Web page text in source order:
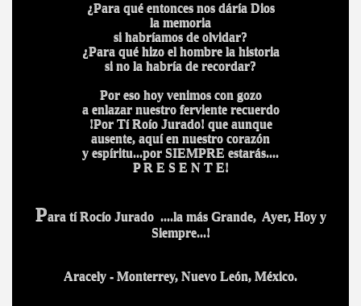
¿Para qué entonces nos dáría Dios
la memoria
si habríamos de olvidar?
¿Para qué hizo el hombre la historia
si no la habría de recordar?
Por eso hoy venimos con gozo
a enlazar nuestro ferviente recuerdo
!Por Tí Roío Jurado! que aunque
ausente, aquí en nuestro corazón
y espíritu...por SIEMPRE estarás....
P R E S E N T E!
Para tí Rocío Jurado ....la más Grande, Ayer, Hoy y
Siempre...!
Aracely - Monterrey, Nuevo León, México.